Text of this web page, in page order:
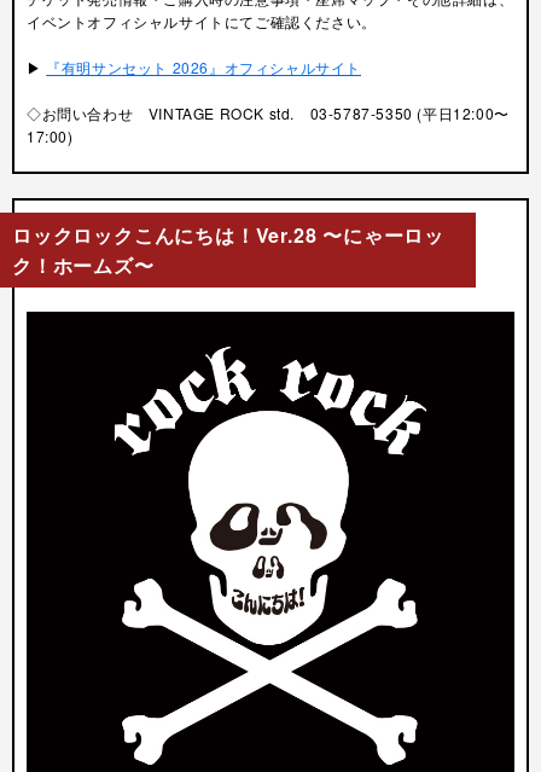
イベントオフィシャルサイトにてご確認ください。
▶︎ 『有明サンセット 2026』オフィシャルサイト
◇お問い合わせ VINTAGE ROCK std. 03-5787-5350 (平日12:00〜
17:00)
ロックロックこんにちは！Ver.28 〜にゃーロッ
ク！ホームズ〜